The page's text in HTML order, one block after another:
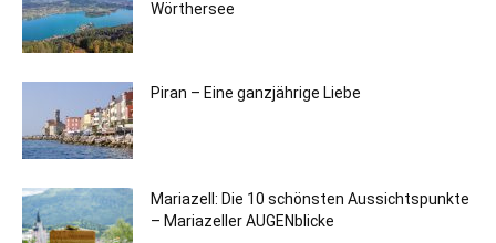
Wörthersee
Piran – Eine ganzjährige Liebe
Mariazell: Die 10 schönsten Aussichtspunkte
– Mariazeller AUGENblicke